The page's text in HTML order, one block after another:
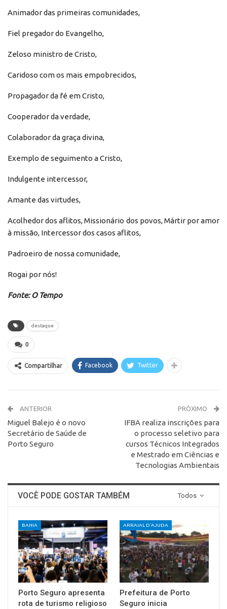
Animador das primeiras comunidades,
Fiel pregador do Evangelho,
Zeloso ministro de Cristo,
Caridoso com os mais empobrecidos,
Propagador da fé em Cristo,
Cooperador da verdade,
Colaborador da graça divina,
Exemplo de seguimento a Cristo,
Indulgente intercessor,
Amante das virtudes,
Acolhedor dos aflitos, Missionário dos povos, Mártir por amor
à missão, Intercessor dos casos aflitos,
Padroeiro de nossa comunidade,
Rogai por nós!
Fonte: O Tempo
destaque
0
Compartilhar Facebook Twitter
ANTERIOR
Miguel Balejo é o novo
Secretário de Saúde de
Porto Seguro
PRÓXIMO
IFBA realiza inscrições para
o processo seletivo para
cursos Técnicos Integrados
e Mestrado em Ciências e
Tecnologias Ambientais
Todos
VOCÊ PODE GOSTAR TAMBÉM
BAHIA
Porto Seguro apresenta
rota de turismo religioso
ARRAIAL D'AJUDA
Prefeitura de Porto
Seguro inicia